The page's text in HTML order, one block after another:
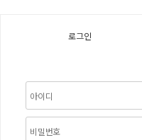
로그인